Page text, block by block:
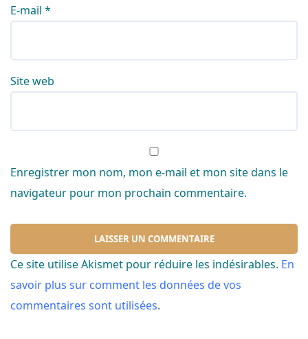
E-mail *
Site web
Enregistrer mon nom, mon e-mail et mon site dans le
navigateur pour mon prochain commentaire.
Ce site utilise Akismet pour réduire les indésirables. En
savoir plus sur comment les données de vos
commentaires sont utilisées.